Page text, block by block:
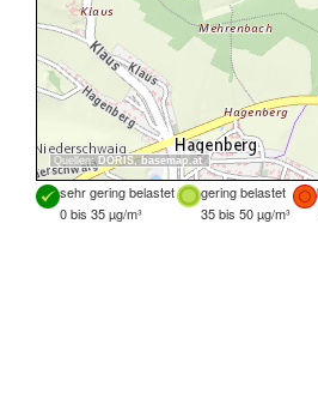
Quellen: DORIS,basemap.at
sehr gering belastet gering belastet
0 bis 35 µg/m³
35 bis 50 µg/m³